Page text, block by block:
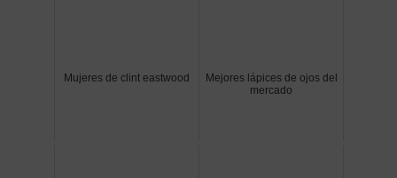
Mujeres de clint eastwood
Mejores lápices de ojos del
mercado